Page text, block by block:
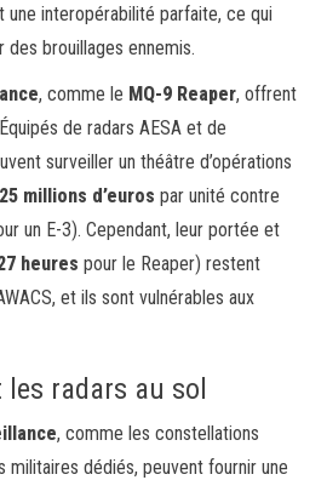
une interopérabilité parfaite, ce qui
brouillages ennemis.
, comme le MQ-9 Reaper, offrent
de radars AESA et de
surveiller un théâtre d’opérations
25 millions d’euros par unité contre
un E-3). Cependant, leur portée et
heures pour le Reaper) restent
et ils sont vulnérables aux
radars au sol
, comme les constellations
militaires dédiés, peuvent fournir une